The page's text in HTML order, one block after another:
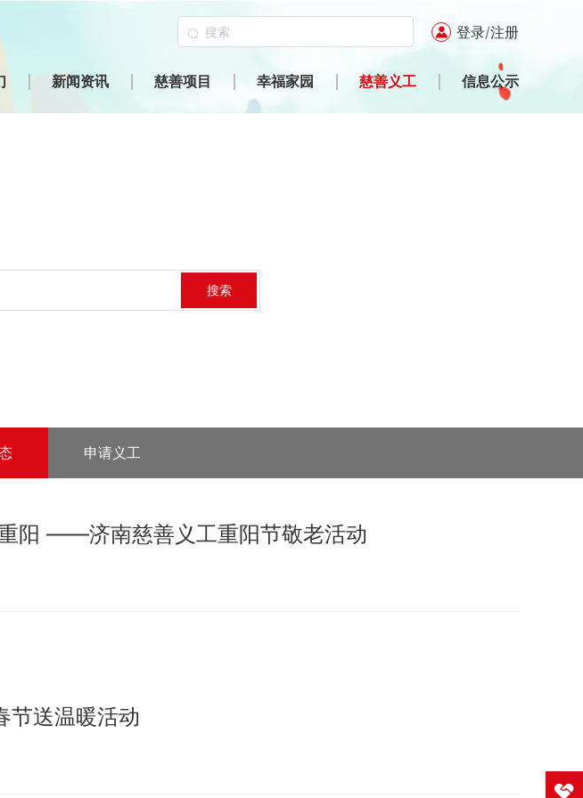
登录/注册
新闻资讯 慈善项目 幸福家园 慈善义工 信息公示
搜索
申请义工
阳 ——济南慈善义工重阳节敬老活动
送温暖活动